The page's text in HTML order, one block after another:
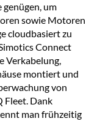
um
sowie Motoren
cloudbasiert zu
Connect
Verkabelung,
montiert und
von
Fleet. Dank
man frühzeitig